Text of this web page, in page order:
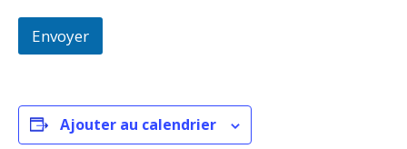
Envoyer
Ajouter au calendrier